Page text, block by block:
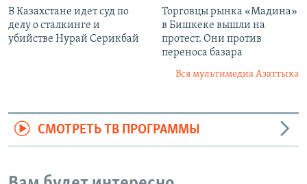
В Казахстане идет суд по
делу о сталкинге и
убийстве Нурай Серикбай
Торговцы рынка «Мадина»
в Бишкеке вышли на
протест. Они против
переноса базара
Вся мультимедиа Азаттыка
СМОТРЕТЬ ТВ ПРОГРАММЫ